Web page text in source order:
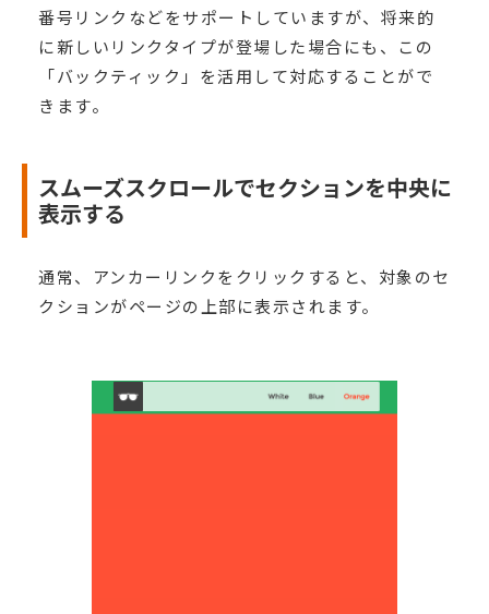
番号リンクなどをサポートしていますが、将来的
に新しいリンクタイプが登場した場合にも、この
「バックティック」を活用して対応することがで
きます。
スムーズスクロールでセクションを中央に
表示する
通常、アンカーリンクをクリックすると、対象のセ
クションがページの上部に表示されます。